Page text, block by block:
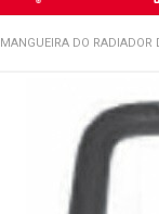
MANGUEIRA DO RADIADOR